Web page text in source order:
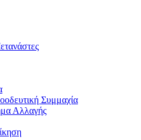
Συμμαχία
Αλλαγής